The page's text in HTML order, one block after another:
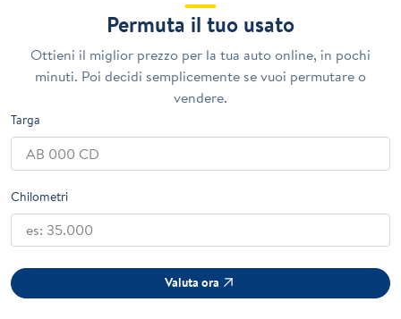
Permuta il tuo usato
Ottieni il miglior prezzo per la tua auto online, in pochi
minuti. Poi decidi semplicemente se vuoi permutare o
vendere.
Targa
Chilometri
Valuta ora